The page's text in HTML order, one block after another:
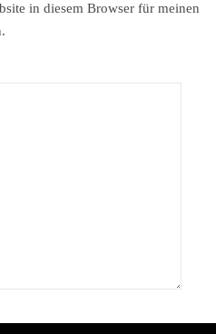
in diesem Browser für meinen